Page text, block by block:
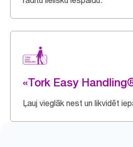
«Tork Easy
Ļauj vieglāk nest un likvidēt